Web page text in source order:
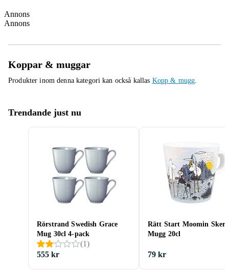
Annons
Annons
Koppar & muggar
Produkter inom denna kategori kan också kallas Kopp & mugg.
Trendande just nu
Rörstrand Swedish Grace
Mug 30cl 4-pack
(1)
555 kr
Rätt Start Moomin
Mugg 20cl
79 kr